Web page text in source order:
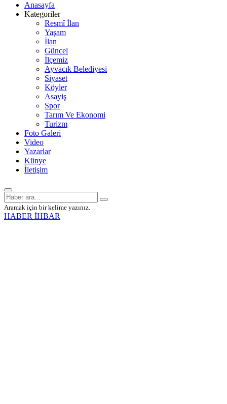
Anasayfa
Kategoriler
Resmî İlan
Yaşam
İlan
Güncel
İlçemiz
Ayvacık Belediyesi
Siyaset
Köyler
Asayiş
Spor
Tarım Ve Ekonomi
Turizm
Foto Galeri
Video
Yazarlar
Künye
İletişim
Aramak için bir kelime yazınız.
HABER İHBAR